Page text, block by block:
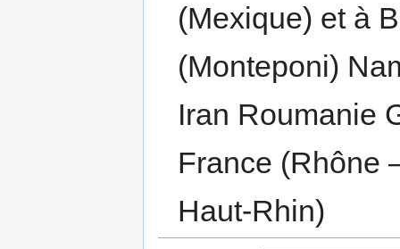
(Mexique) et à
(Monteponi)
Iran Roumanie
France (Rhône
Haut-Rhin)